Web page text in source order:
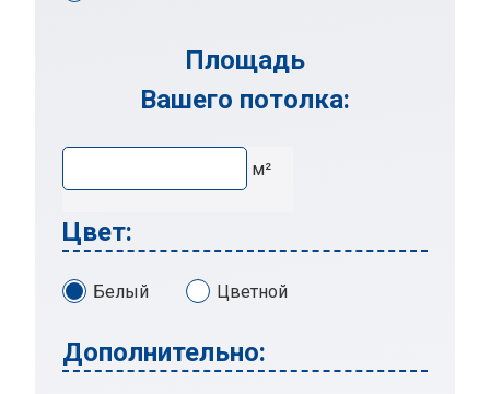
Площадь
Вашего потолка:
м²
Цвет:
Белый Цветной
Дополнительно: